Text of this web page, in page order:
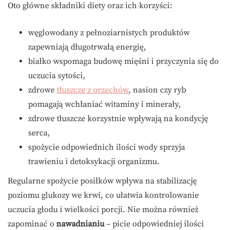
Oto główne składniki diety oraz ich korzyści:
węglowodany z pełnoziarnistych produktów
zapewniają długotrwałą energię,
białko wspomaga budowę mięśni i przyczynia się do
uczucia sytości,
zdrowe tłuszcze z orzechów, nasion czy ryb
pomagają wchłaniać witaminy i minerały,
zdrowe tłuszcze korzystnie wpływają na kondycję
serca,
spożycie odpowiednich ilości wody sprzyja
trawieniu i detoksykacji organizmu.
Regularne spożycie posiłków wpływa na stabilizację
poziomu glukozy we krwi, co ułatwia kontrolowanie
uczucia głodu i wielkości porcji. Nie można również
zapominać o nawadnianiu– picie odpowiedniej ilości